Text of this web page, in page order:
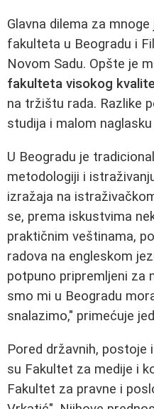
Glavna dilema za
fakulteta u Beogradu i
Novom Sadu. Opšte je
fakulteta visokog
na tržištu rada. Razlike
studija i malom
U Beogradu je
metodologiji i
izražaja na
se, prema iskustvima
praktičnim veštinama,
radova na engleskom
potpuno pripremljeni za
smo mi u Beogradu
snalazimo," primećuje
Pored državnih, postoje i
su Fakultet za medije i
Fakultet za pravne i